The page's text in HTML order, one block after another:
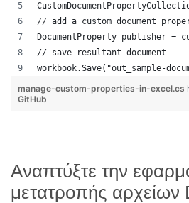
// add a custom document
DocumentProperty publisher =
// save resultant document
workbook.Save("out_sample-
manage-custom-properties-in-excel.cs
GitHub
Αναπτύξτε την
μετατροπής αρχείων